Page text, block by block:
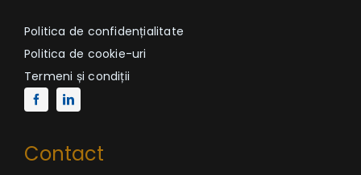
Politica de confidențialitate
Politica de cookie-uri
Termeni și condiții
Contact